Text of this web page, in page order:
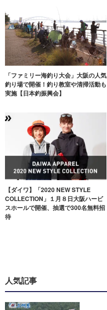
「ファミリー海釣り大会」大阪の人気
釣り場で開催！釣り教室や清掃活動も
実施【日本釣振興会】
【ダイワ】「2020 NEW STYLE
COLLECTION」１月８日大阪ハービ
スホールで開催、抽選で300名無料招
待
人気記事